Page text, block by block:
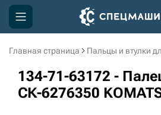
Главная страница Пальцы и втулки
134-71-63172 -
СК-6276350
Компания
Акции